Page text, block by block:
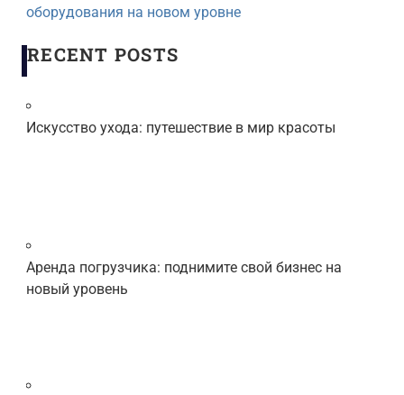
оборудования на новом уровне
RECENT POSTS
Искусство ухода: путешествие в мир красоты
Аренда погрузчика: поднимите свой бизнес на
новый уровень